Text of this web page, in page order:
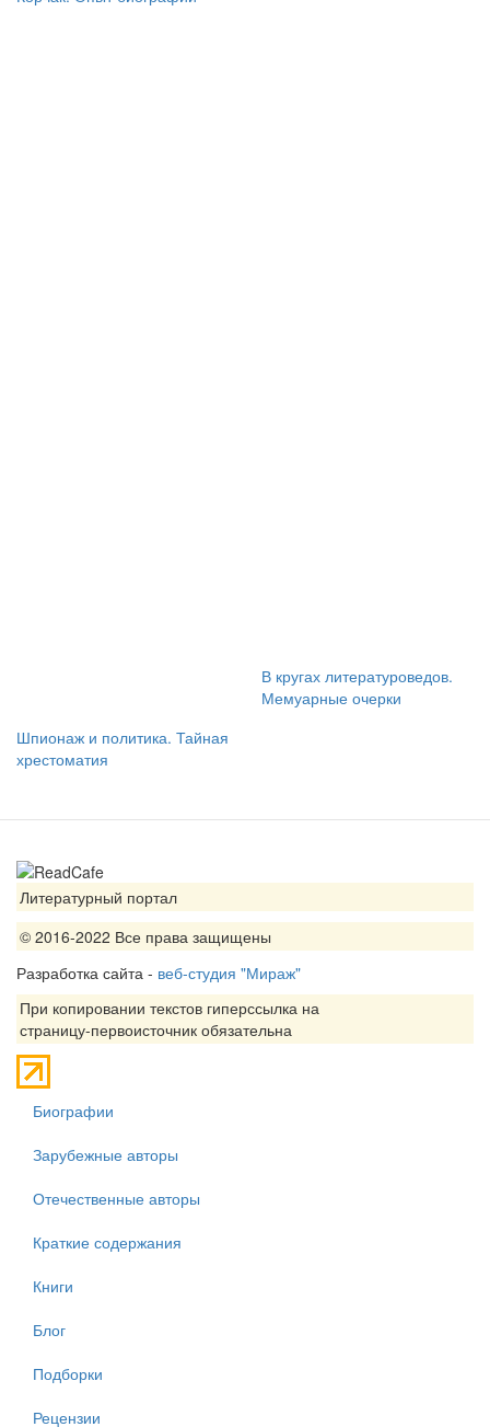
Шпионаж и политика. Тайная
хрестоматия
В кругах литературоведов.
Мемуарные очерки
Литературный портал
© 2016-2022 Все права защищены
Разработка сайта - веб-студия "Мираж"
При копировании текстов гиперссылка на
страницу-первоисточник обязательна
Биографии
Зарубежные авторы
Отечественные авторы
Краткие содержания
Книги
Блог
Подборки
Рецензии